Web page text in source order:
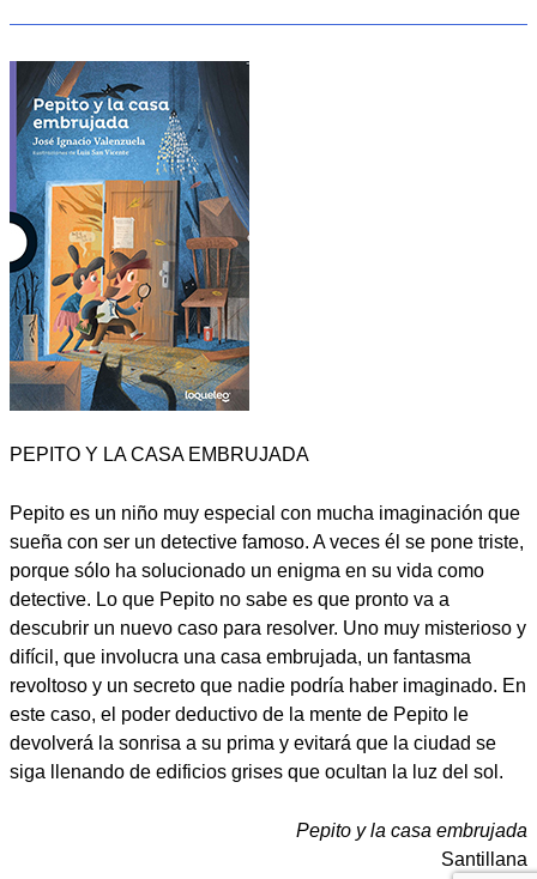
PEPITO Y LA CASA EMBRUJADA
Pepito es un niño muy especial con mucha imaginación que
sueña con ser un detective famoso. A veces él se pone triste,
porque sólo ha solucionado un enigma en su vida como
detective. Lo que Pepito no sabe es que pronto va a
descubrir un nuevo caso para resolver. Uno muy misterioso y
difícil, que involucra una casa embrujada, un fantasma
revoltoso y un secreto que nadie podría haber imaginado. En
este caso, el poder deductivo de la mente de Pepito le
devolverá la sonrisa a su prima y evitará que la ciudad se
siga llenando de edificios grises que ocultan la luz del sol.
Pepito y la casa embrujada
Santillana